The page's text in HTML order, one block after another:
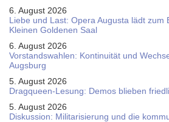
6. August 2026
Liebe und Last: Opera Augusta lädt zum
Kleinen Goldenen Saal
6. August 2026
Vorstandswahlen: Kontinuität und
Augsburg
5. August 2026
Dragqueen-Lesung: Demos blieben
5. August 2026
Diskussion: Mi­li­ta­ri­sie­rung und die